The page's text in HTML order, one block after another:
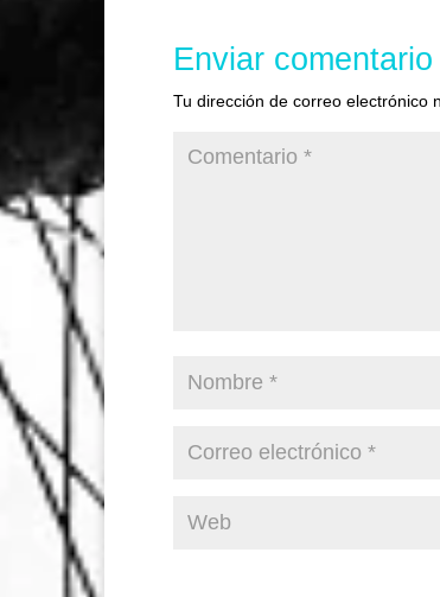
Enviar comentario
Tu dirección de correo electrónico